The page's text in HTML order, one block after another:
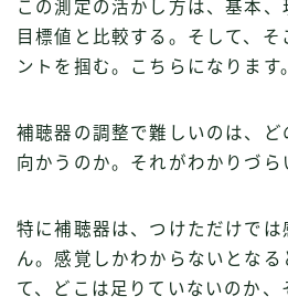
この測定の活かし方は、基本
目標値と比較する。そして、
ントを掴む。こちらになります
補聴器の調整で難しいのは、ど
向かうのか。それがわかりづら
特に補聴器は、つけただけでは
ん。感覚しかわからないとなる
て、どこは足りていないのか、